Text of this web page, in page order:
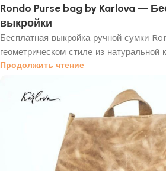
Rondo Purse bag by Karlova —
выкройки
Бесплатная выкройка ручной сумки
геометрическом стиле из натуральной
Продолжить чтение